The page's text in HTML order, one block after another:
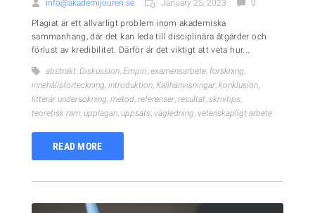
info@akademijouren.se January 25, 2023 0
Plagiat är ett allvarligt problem inom akademiska
sammanhang, där det kan leda till disciplinära åtgärder och
förlust av kredibilitet. Därför är det viktigt att veta hur...
abstrakt, Diskussion, Empiri, examensarbete, forskning,
innehållsförteckning, introduktion, Källhänvisningar, konklusion,
litterär undersökning, metod, referenser, resultat, skrivtips,
teoretisk ram, upplagan, uppsats, vägledning, vetenskapligt arbete
READ MORE